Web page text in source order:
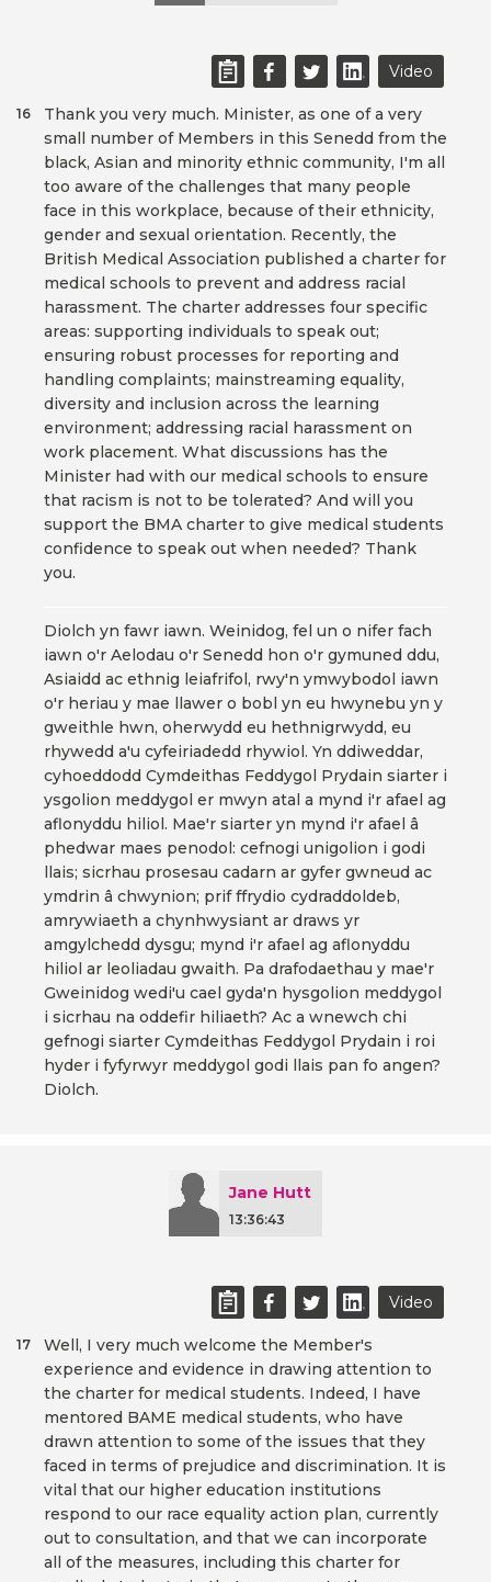
Video
Thank you very much. Minister, as one of a very
small number of Members in this Senedd from the
black, Asian and minority ethnic community, I'm all
too aware of the challenges that many people
face in this workplace, because of their ethnicity,
gender and sexual orientation. Recently, the
British Medical Association published a charter for
medical schools to prevent and address racial
harassment. The charter addresses four specific
areas: supporting individuals to speak out;
ensuring robust processes for reporting and
handling complaints; mainstreaming equality,
diversity and inclusion across the learning
environment; addressing racial harassment on
work placement. What discussions has the
Minister had with our medical schools to ensure
that racism is not to be tolerated? And will you
support the BMA charter to give medical students
confidence to speak out when needed? Thank
you.
16
Diolch yn fawr iawn. Weinidog, fel un o nifer fach
iawn o'r Aelodau o'r Senedd hon o'r gymuned ddu,
Asiaidd ac ethnig leiafrifol, rwy'n ymwybodol iawn
o'r heriau y mae llawer o bobl yn eu hwynebu yn y
gweithle hwn, oherwydd eu hethnigrwydd, eu
rhywedd a'u cyfeiriadedd rhywiol. Yn ddiweddar,
cyhoeddodd Cymdeithas Feddygol Prydain siarter i
ysgolion meddygol er mwyn atal a mynd i'r afael ag
aflonyddu hiliol. Mae'r siarter yn mynd i'r afael â
phedwar maes penodol: cefnogi unigolion i godi
llais; sicrhau prosesau cadarn ar gyfer gwneud ac
ymdrin â chwynion; prif ffrydio cydraddoldeb,
amrywiaeth a chynhwysiant ar draws yr
amgylchedd dysgu; mynd i'r afael ag aflonyddu
hiliol ar leoliadau gwaith. Pa drafodaethau y mae'r
Gweinidog wedi'u cael gyda'n hysgolion meddygol
i sicrhau na oddefir hiliaeth? Ac a wnewch chi
gefnogi siarter Cymdeithas Feddygol Prydain i roi
hyder i fyfyrwyr meddygol godi llais pan fo angen?
Diolch.
Jane Hutt
13:36:43
Video
Well, I very much welcome the Member's
experience and evidence in drawing attention to
the charter for medical students. Indeed, I have
mentored BAME medical students, who have
drawn attention to some of the issues that they
faced in terms of prejudice and discrimination. It is
vital that our higher education institutions
respond to our race equality action plan, currently
out to consultation, and that we can incorporate
all of the measures, including this charter for
17